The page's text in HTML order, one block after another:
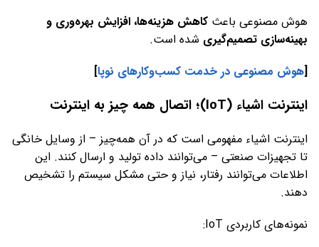
هوش مصنوعی باعث کاهش هزینه‌ها، افزایش بهره‌وری و
بهینه‌سازی تصمیم‌گیری شده است.
[هوش مصنوعی در خدمت کسب‌وکارهای نوپا]
اینترنت اشیاء (IoT)؛ اتصال همه چیز به اینترنت
اینترنت اشیاء مفهومی است که در آن همه‌چیز – از وسایل خانگی
تا تجهیزات صنعتی – می‌توانند داده تولید و ارسال کنند. این
اطلاعات می‌توانند رفتار، نیاز و حتی مشکل سیستم را تشخیص
دهند.
نمونه‌های کاربردی IoT: